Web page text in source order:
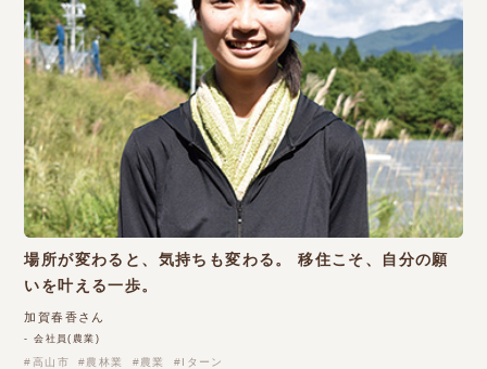
場所が変わると、気持ちも変わる。 移住こそ、自分の願
いを叶える一歩。
加賀春香さん
- 会社員(農業)
高山市 農林業 農業 Iターン